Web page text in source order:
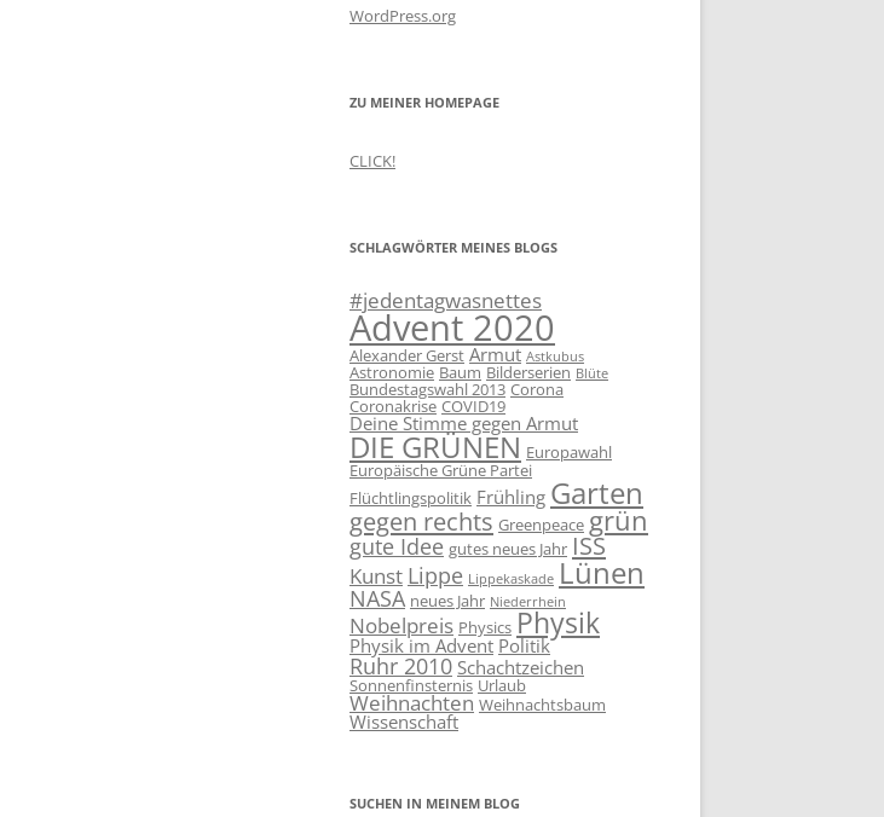
WordPress.org
ZU MEINER HOMEPAGE
CLICK!
SCHLAGWÖRTER MEINES BLOGS
#jedentagwasnettes
Advent 2020
Alexander Gerst Armut Astkubus
Astronomie Baum Bilderserien Blüte
Bundestagswahl 2013 Corona
Coronakrise COVID19
Deine Stimme gegen Armut
DIE GRÜNEN Europawahl
Europäische Grüne Partei
Flüchtlingspolitik Frühling Garten
gegen rechts Greenpeace grün
gute Idee gutes neues Jahr ISS
Kunst Lippe Lippekaskade Lünen
NASA neues Jahr Niederrhein
Nobelpreis Physics Physik
Physik im Advent Politik
Ruhr 2010 Schachtzeichen
Sonnenfinsternis Urlaub
Weihnachten Weihnachtsbaum
Wissenschaft
SUCHEN IN MEINEM BLOG